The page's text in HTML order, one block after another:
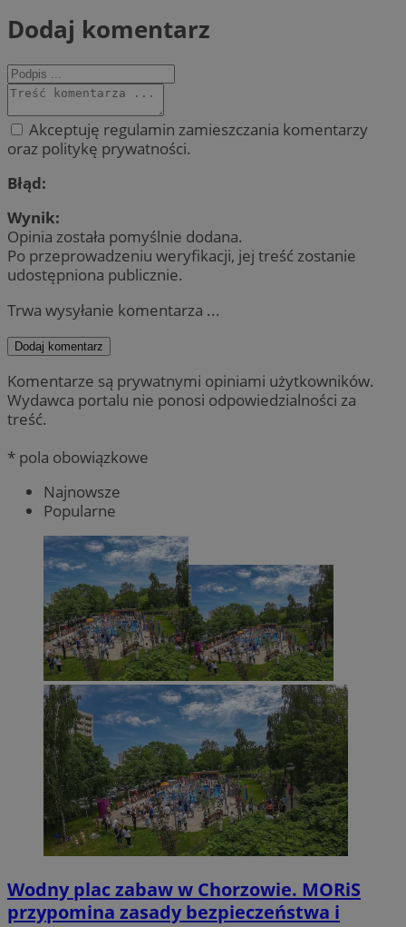
Dodaj komentarz
Akceptuję regulamin zamieszczania komentarzy
oraz politykę prywatności.
Błąd:
Wynik:
Opinia została pomyślnie dodana.
Po przeprowadzeniu weryfikacji, jej treść zostanie
udostępniona publicznie.
Trwa wysyłanie komentarza ...
Dodaj komentarz
Komentarze są prywatnymi opiniami użytkowników.
Wydawca portalu nie ponosi odpowiedzialności za
treść.
* pola obowiązkowe
Najnowsze
Popularne
Wodny plac zabaw w Chorzowie. MORiS
przypomina zasady bezpieczeństwa i